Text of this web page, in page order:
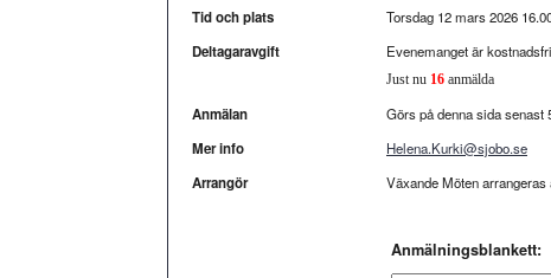
Tid och plats Torsdag 12 mars 2026
Deltagaravgift Evenemanget är
Just nu 16 anmälda
Anmälan Görs på denna sida senast
Mer info Helena.Kurki@sjobo.se
Arrangör Växande Möten
Anmälningsblankett: